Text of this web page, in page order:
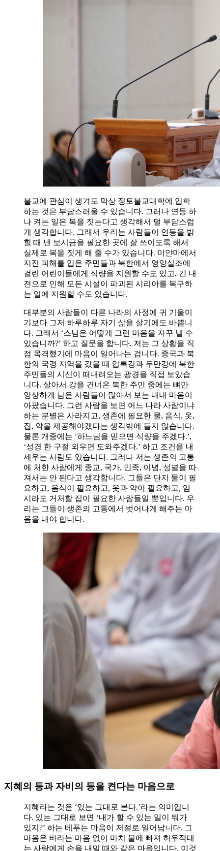
불교에 관심이 생겨도 막상 정토불교대학에 입학
하는 것은 부담스러울 수 있습니다. 그러나 연등 하
나 켜는 일은 복을 짓는다고 생각해서 덜 부담스럽
게 생각합니다. 그래서 우리는 사람들이 연등을 밝
힐 때 낸 보시금을 필요한 곳에 잘 쓰이도록 해서
실제로 복을 짓게 해 줄 수가 있습니다. 미얀마에서
지진 피해를 입은 주민들과 북한에서 영양실조에
걸린 어린이들에게 식량을 지원할 수도 있고, 긴 내
전으로 인해 모든 시설이 파괴된 시리아를 복구하
는 일에 지원할 수도 있습니다.
대부분의 사람들이 다른 나라의 사정에 귀 기울이
기보다 그저 하루하루 자기 삶을 살기에도 바쁩니
다. 그래서 ‘스님은 어떻게 그런 마음을 자꾸 낼 수
있습니까?’ 하고 질문을 합니다. 저는 그 상황을 직
접 목격했기에 마음이 일어나는 겁니다. 중국과 북
한의 국경 지역을 갔을 때 압록강과 두만강에 북한
주민들의 시신이 떠내려오는 광경을 직접 보았습
니다. 살아서 강을 건너온 북한 주민 중에는 뼈만
앙상하게 남은 사람들이 많아서 보는 내내 마음이
아팠습니다. 그런 사람을 보면 어느 나라 사람이냐
하는 분별은 사라지고, 생존에 필요한 물, 음식, 옷,
집, 약을 제공해야겠다는 생각밖에 들지 않습니다.
물론 개중에는 ‘하느님을 믿으면 식량을 주겠다.’,
‘성경 한 구절 외우면 도와주겠다.’ 하고 조건을 내
세우는 사람도 있습니다. 그러나 저는 생존의 고통
에 처한 사람에게 종교, 국가, 민족, 이념, 성별을 따
져서는 안 된다고 생각합니다. 그들은 단지 물이 필
요하고, 음식이 필요하고, 옷과 약이 필요하고, 임
시라도 거처할 집이 필요한 사람들일 뿐입니다. 우
리는 그들이 생존의 고통에서 벗어나게 해주는 마
음을 내야 합니다.
지혜의 등과 자비의 등을 켠다는 마음으로
지혜라는 것은 ‘있는 그대로 본다.’라는 의미입니
다. 있는 그대로 보면 ‘내가 할 수 있는 일이 뭐가
있지?’ 하는 베푸는 마음이 저절로 일어납니다. 그
마음은 바라는 마음 없이 마치 물에 빠져 허우적대
는 사람에게 손을 내밀 때와 같은 마음입니다. 이것